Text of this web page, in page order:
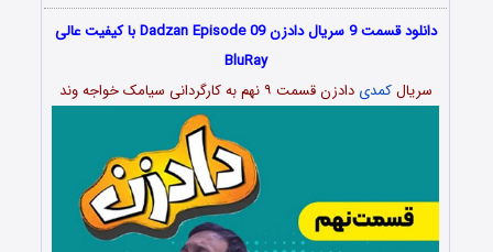
دانلود قسمت 9 سریال دادزن Dadzan Episode 09 با کیفیت عالی
BluRay
سریالکمدی دادزن قسمت ۹ نهم به کارگردانی سیامک خواجه وند